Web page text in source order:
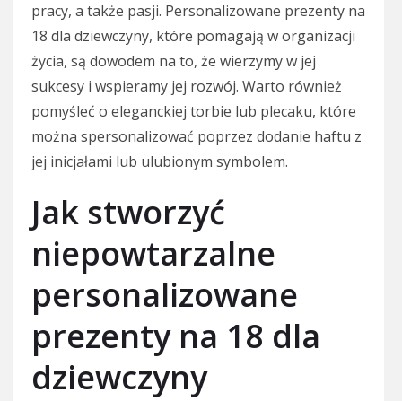
pracy, a także pasji. Personalizowane prezenty na
18 dla dziewczyny, które pomagają w organizacji
życia, są dowodem na to, że wierzymy w jej
sukcesy i wspieramy jej rozwój. Warto również
pomyśleć o eleganckiej torbie lub plecaku, które
można spersonalizować poprzez dodanie haftu z
jej inicjałami lub ulubionym symbolem.
Jak stworzyć
niepowtarzalne
personalizowane
prezenty na 18 dla
dziewczyny